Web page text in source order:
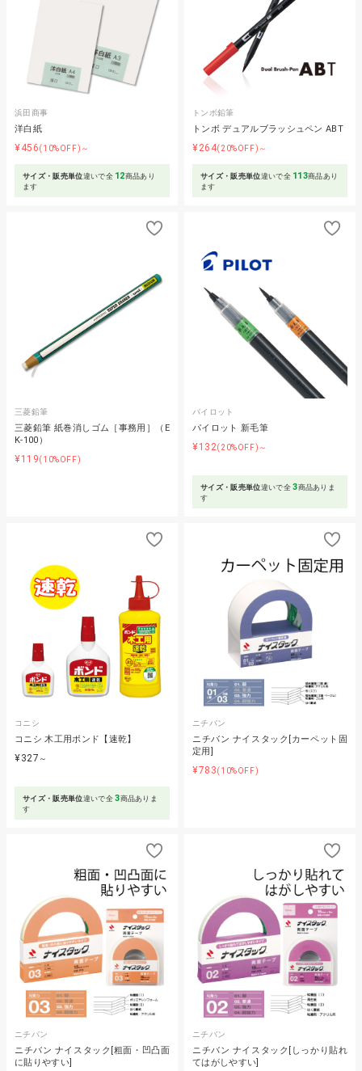
浜田商事
洋白紙
¥456(10%OFF)～
サイズ・販売単位違いで全 12商品あり
ます
トンボ鉛筆
トンボ デュアルブラッシュペン ABT
¥264(20%OFF)～
サイズ・販売単位違いで全 113商品あり
ます
三菱鉛筆
三菱鉛筆 紙巻消しゴム［事務用］（E
K-100）
¥119(10%OFF)
パイロット
パイロット 新毛筆
¥132(20%OFF)～
サイズ・販売単位違いで全3商品ありま
す
コニシ
コニシ 木工用ボンド【速乾】
¥327 ～
サイズ・販売単位違いで全3商品ありま
す
ニチバン
ニチバン ナイスタック[カーペット固
定用]
¥783(10%OFF)
ニチバン
ニチバン ナイスタック[粗面・凹凸面
に貼りやすい]
ニチバン
ニチバン ナイスタック[しっかり貼れ
てはがしやすい]